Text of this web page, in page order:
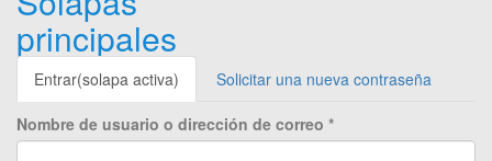
principales
Entrar(solapa activa) Solicitar una nueva contraseña
Nombre de usuario o dirección de correo *